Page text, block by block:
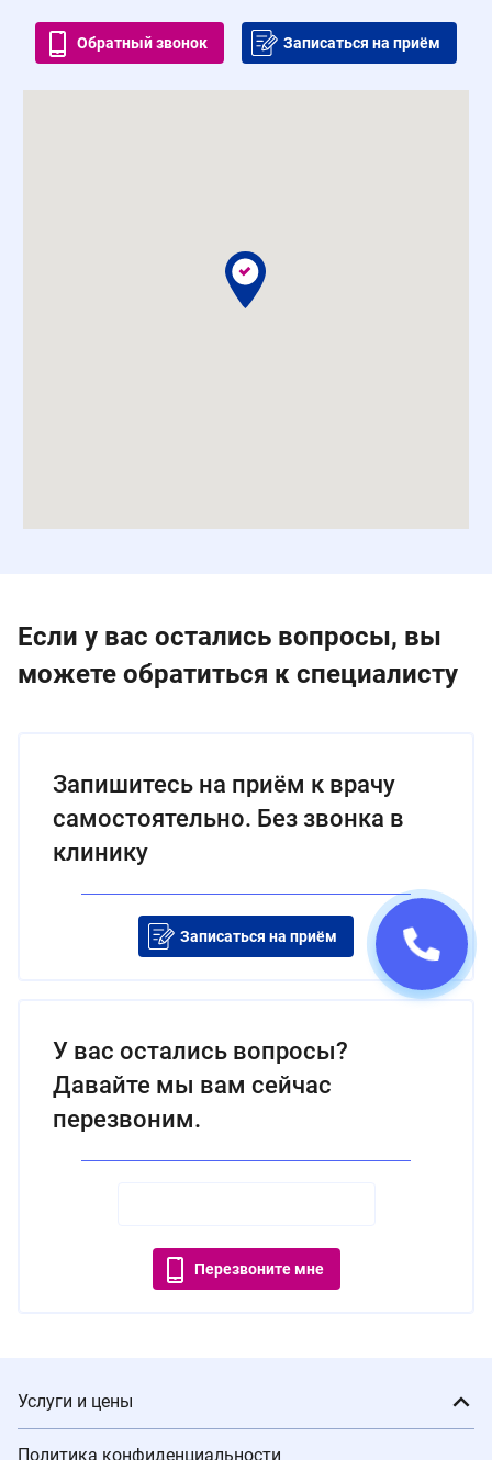
Обратный звонок Записаться на приём
Если у вас остались вопросы, вы
можете обратиться к специалисту
Запишитесь на приём к врачу
самостоятельно. Без звонка в
клинику
Записаться на приём
У вас остались вопросы?
Давайте мы вам сейчас
перезвоним.
Перезвоните мне
Услуги и цены
Политика конфиденциальности